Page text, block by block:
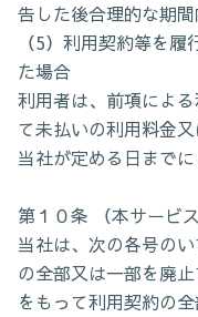
告した後合理的な期
（5）利用契約等を
た場合
利用者は、前項によ
て未払いの利用料金
当社が定める日まで
第１０条 （本サービス
当社は、次の各号の
の全部又は一部を廃
をもって利用契約の